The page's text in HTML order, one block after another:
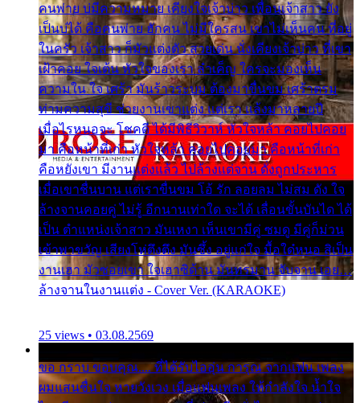
คนพ่าย บ่มีความหมาย เคียงใจเจ้าบ่าว เพื่อนเจ้าสาว ยัง
เป็นบ่ได้ คือคนพ่าย ฮักคน ไม่มีใครสน เขาไม่เห็นคน ที่อยู่
ในครัว เจ้าสาว ก็มัวแต่งตัว สวยเด่น นั่งเคียงเจ้าบ่าว ที่เขา
เฝ้าคอย ใจเต้น หัวใจของเรา ลำเค็ญ ใครจะมองเห็น
ความใน ใจ เศร้า มันร้าวระบม ต้องมาขื่นขม เศร้าตรม
ท่ามความสุขี ช่วยงานเขาแต่ง แต่เรา แล้งมาหลายปี
เมื่อไรหนอจะ โชคดี ได้มีพิธีวิวาห์ หัวใจหล้า คอยไปคอย
มา คือหน้าที่เก่า หัวใจหล้า คอยไปคอยมา คือหน้าที่เก่า
คือหยังเขา มีงานแต่งแล้ว ไปล้างแต่จาน ดั่งถูกประหาร
เมื่อเขาชื่นบาน แต่เราขื่นขม โอ้ รัก ลอยลม ไม่สม ดัง ใจ
ล้างจานคอยคู่ ไม่รู้ อีกนานเท่าใด จะได้ เลื่อนขั้นบันได ได้
เป็น ตำแหน่งเจ้าสาว มันเหงา เห็นเขามีคู่ ซมดู มีคู่ก็ม่วน
เข้าพาขวัญ เสียงโห่ตึงตึง มันซึ้ง อยู่แก่ใจ มื้อใด๋หนอ สิเป็น
งานเฮา มัวซอยเขา ใจเฮาซิด้าน มันทรมาน จับจาน เอย…
ล้างจานในงานแต่ง - Cover Ver. (KARAOKE)
25 views • 03.08.2569
ขอ กราบ ขอบคุณ.... ที่ได้รับไออุ่น การุณ จากแฟน เพลง
ผมแสนชื่นใจ หายวังเวง เมื่อแฟนเพลง ให้กำลังใจ น้ำใจ